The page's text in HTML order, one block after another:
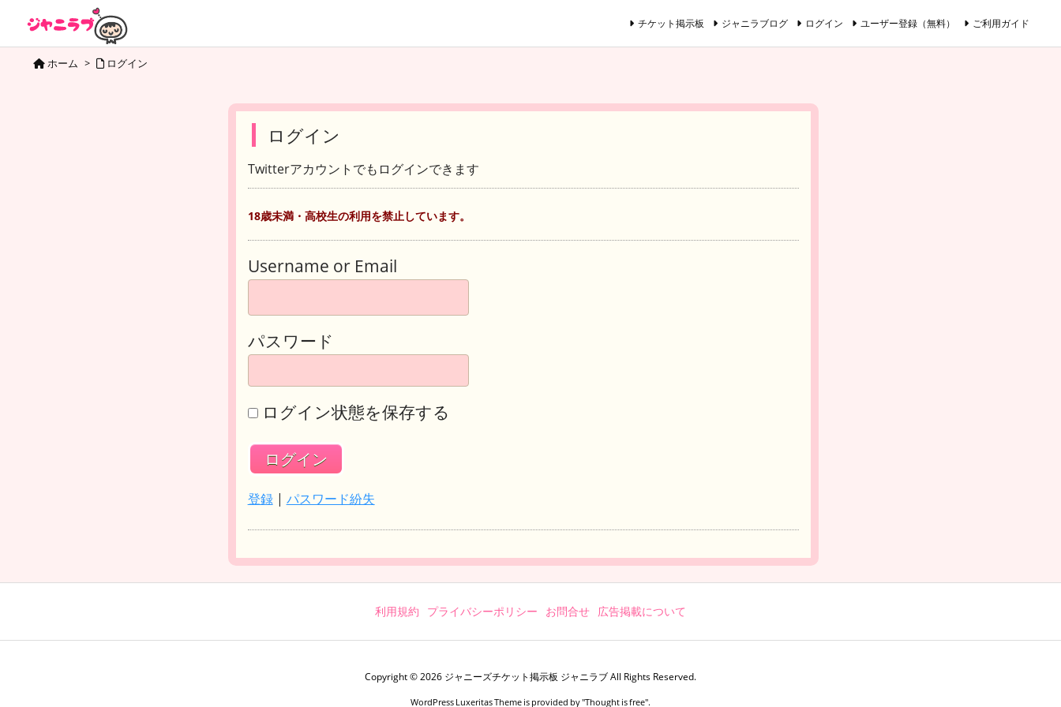
チケット掲示板 ジャニラブログ ログイン ユーザー登録（無料） ご利用ガイド
ホーム > ログイン
ログイン
Twitterアカウントでもログインできます
18歳未満・高校生の利用を禁止しています。
Username or Email
パスワード
ログイン状態を保存する
登録| パスワード紛失
利用規約 プライバシーポリシー お問合せ 広告掲載について
Copyright ©2026 ジャニーズチケット掲示板 ジャニラブAll Rights Reserved.
WordPress Luxeritas Theme is provided by "Thought is free".